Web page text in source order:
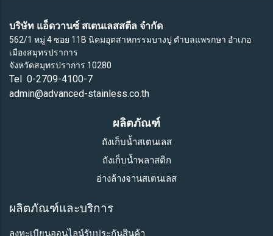
บริษัท แอ็ดวานซ์ สเตนเลสสตีล จำกัด
562/1 หมู่ 4 ซอย 11B นิคมอุตสาหกรรมบางปู ตำบลแพรกษา อำเภอ
เมืองสมุทรปราการ
จังหวัดสมุทรปราการ 10280
Tel 0-2709-4100-7
admin@advanced-stainless.co.th
ผลิตภัณฑ์
ถังเก็บน้ำสเตนเลส
ถังเก็บน้ำพลาสติก
อ่างล้างจานสเตนเลส
ผลิตภัณฑ์และบริการ
ลงทะเบียนออนไลน์รับประกันสินค้า